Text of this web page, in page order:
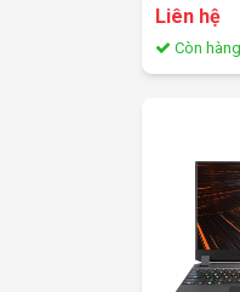
512GB
PCIe 3.0
sắc: Đen
Liên hệ
Còn hàng